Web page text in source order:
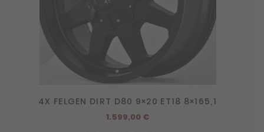
4X FELGEN DIRT D80 9×20 ET18 8×165,1
1.599,00 €